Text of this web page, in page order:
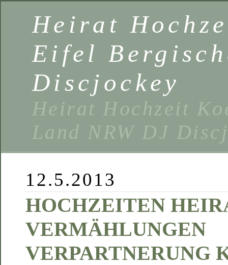
Heirat
Eifel
Discjockey
Heirat Hochzeit
Land NRW DJ
12.5.2013
HOCHZEITEN
VERMÄHLUNGEN
VERPARTNERUNG